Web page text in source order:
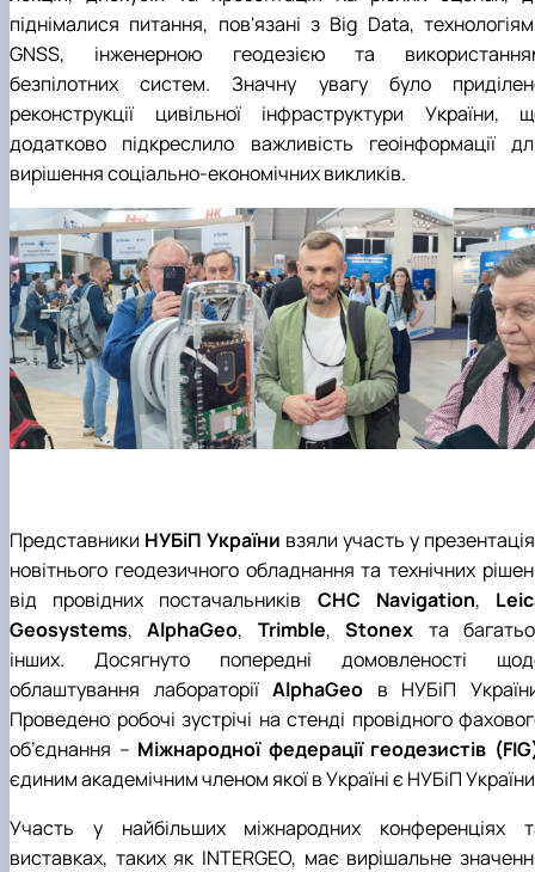
піднімалися питання, пов'язані з Big Data,
GNSS, інженерною геодезією та
безпілотних систем. Значну увагу було
реконструкції цивільної інфраструктури України,
додатково підкреслило важливість геоінформації
вирішення соціально-економічних викликів.
Представники НУБіП України взяли участь у
новітнього геодезичного обладнання та технічних
від провідних постачальників CHC Navigation,
Geosystems, AlphaGeo, Trimble, Stonex та
інших. Досягнуто попередні домовленості
облаштування лабораторіїAlphaGeo в НУБіП
Проведено робочі зустрічі на стенді провідного
об’єднання – Міжнародної федерації геодезистів
єдиним академічним членом якої в Україні є НУБіП
Участь у найбільших міжнародних конференціях
виставках, таких як INTERGEO, має вирішальне